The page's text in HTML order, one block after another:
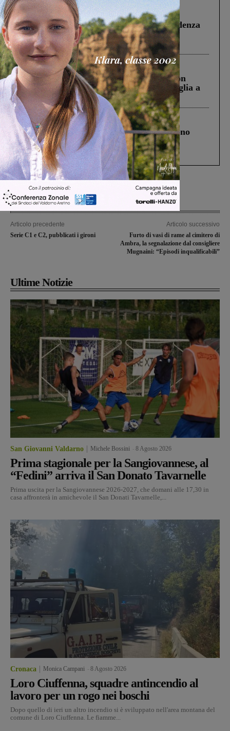
Figline Incisa Valdarno 1 Agosto 2026
Piscina di Figline finanziata oltre la scadenza
Pnrr, il gruppo di Fratelli d’Italia: “Un
ringraziamento al Governo”
Cronaca 3 Agosto 2026
Scomparso da una struttura di Castiglion
Fiorentino l’uomo che aveva ucciso la figlia a
Levane nel 2020
Cronaca 4 Agosto 2026
Un anno fa la strage in A1 in cui morirono
Gianni, Giulia e Franco. Lo schianto, il
processo, lo stop ai sorpassi fra tir....
Articolo precedente
Serie C1 e C2, pubblicati i gironi
Articolo successivo
Furto di vasi di rame al cimitero di
Ambra, la segnalazione dal consigliere
Mugnaini: “Episodi inqualificabili”
Ultime Notizie
San Giovanni Valdarno Michele Bossini 8 Agosto 2026
Prima stagionale per la Sangiovannese, al
“Fedini” arriva il San Donato Tavarnelle
Prima uscita per la Sangiovannese 2026-2027, che domani alle 17,30 in
casa affronterà in amichevole il San Donati Tavarnelle,...
Cronaca Monica Campani 8 Agosto 2026
Loro Ciuffenna, squadre antincendio al
lavoro per un rogo nei boschi
Dopo quello di ieri un altro incendio si è sviluppato nell'area montana del
comune di Loro Ciuffenna. Le fiamme...